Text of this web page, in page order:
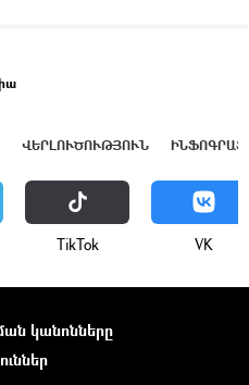
ՎԵՐԼՈՒԾՈՒԹՅՈՒՆ
ТikТоk VK
կանոնները